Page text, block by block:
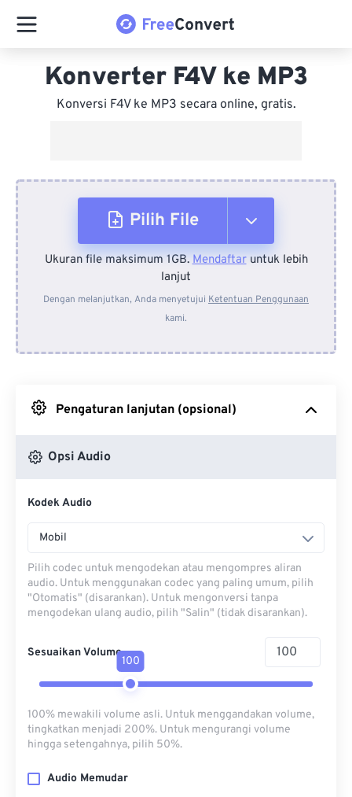
Konverter F4V ke MP3
Konversi F4V ke MP3 secara online, gratis.
Pilih File
Dari Perangkat
Dari Dropbox
Ukuran file maksimum 1GB.Mendaftaruntuk lebih
lanjut
Dengan melanjutkan, Anda menyetujui Ketentuan Penggunaan
kami.
Pengaturan lanjutan (opsional)
Opsi Audio
Kodek Audio
Mobil
Pilih codec untuk mengodekan atau mengompres aliran
audio. Untuk menggunakan codec yang paling umum, pilih
"Otomatis" (disarankan). Untuk mengonversi tanpa
mengodekan ulang audio, pilih "Salin" (tidak disarankan).
Sesuaikan Volume
100
100% mewakili volume asli. Untuk menggandakan volume,
tingkatkan menjadi 200%. Untuk mengurangi volume
hingga setengahnya, pilih 50%.
Audio Memudar